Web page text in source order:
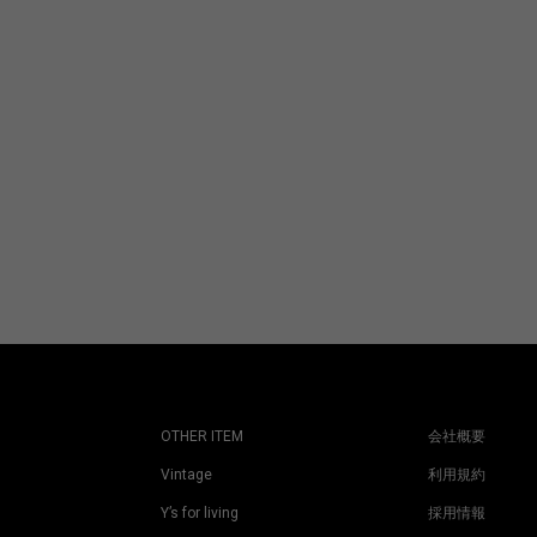
OTHER ITEM
Vintage
Y’s for living
会社概要
利用規約
採用情報